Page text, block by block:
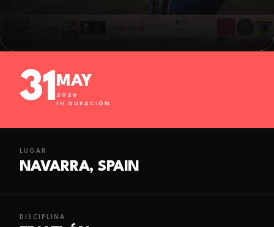
31 MAY
2026
1H DURACIÓN
LUGAR
NAVARRA, SPAIN
DISCIPLINA